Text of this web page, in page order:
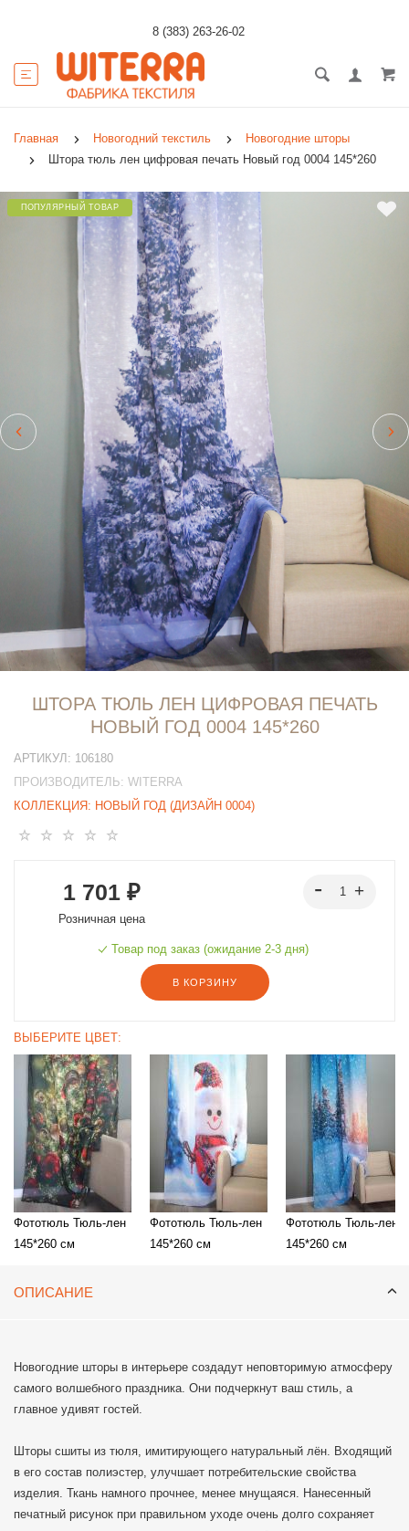
8 (383) 263-26-02
Главная Новогодний текстиль
Новогодние шторы
Штора тюль лен цифровая печать Новый год 0004 145*260
ПОПУЛЯРНЫЙ ТОВАР
ШТОРА ТЮЛЬ ЛЕН ЦИФРОВАЯ ПЕЧАТЬ
НОВЫЙ ГОД 0004 145*260
АРТИКУЛ: 106180
ПРОИЗВОДИТЕЛЬ: WITERRA
КОЛЛЕКЦИЯ: НОВЫЙ ГОД (ДИЗАЙН 0004)
1 701 ₽
Розничная цена
Товар под заказ (ожидание 2-3 дня)
В КОРЗИНУ
ВЫБЕРИТЕ ЦВЕТ:
Фототюль Тюль-лен
145*260 см
Фототюль Тюль-лен
145*260 см
Фототюль Тюль-лен
145*260 см
ОПИСАНИЕ
Новогодние шторы в интерьере создадут неповторимую атмосферу
самого волшебного праздника. Они подчеркнут ваш стиль, а
главное удивят гостей.
Шторы сшиты из тюля, имитирующего натуральный лён. Входящий
в его состав полиэстер, улучшает потребительские свойства
изделия. Ткань намного прочнее, менее мнущаяся. Нанесенный
печатный рисунок при правильном уходе очень долго сохраняет